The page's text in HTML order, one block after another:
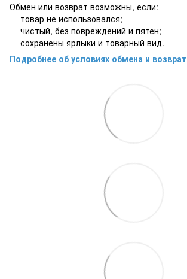
Обмен или возврат возможны, если:
— товар не использовался;
— чистый, без повреждений и пятен;
— сохранены ярлыки и товарный вид.
Подробнее об условиях обмена и